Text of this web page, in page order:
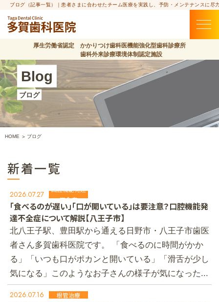
ブログ（記事一覧）｜患者さまに合わせたチーム医療を実践し、予防・メンテナンスに尽
厚生労働省認定 かかりつけ歯科医機能強化型歯科診療所
歯科外来診療環境体制認定施設
Blog
ブログ
HOME ブログ
新着一覧
2026.07.27
口腔機能発達
不全症
「食べるのが遅い」「口が開いている」は要注意？口腔機能発
達不全症について解説【八王子市】
北八王子駅、豊田駅から通える日野市・八王子市歯医
者さん多賀歯科医院です。 「食べるのに時間がかか
る」「いつも口がポカンと開いている」「滑舌が少し
気になる」このようなお子さんの様子が気になった...
2026.07.16 根管治療